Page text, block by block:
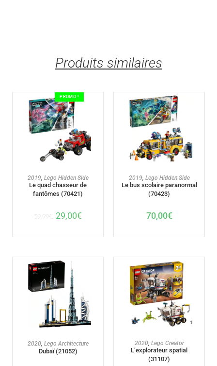
Produits similaires
PROMO !
AJOUTER AU PANIER
2019, Lego Hidden Side
Le quad chasseur de
fantômes (70421)
39,99€ 29,00€
AJOUTER AU PANIER
2019, Lego Hidden Side
Le bus scolaire paranormal
(70423)
70,00€
AJOUTER AU PANIER
2020, Lego Architecture
Dubaï (21052)
AJOUTER AU PANIER
2020, Lego Creator
L’explorateur spatial
(31107)